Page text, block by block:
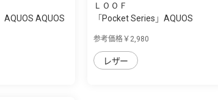
AQUOS AQUOS
ＬＯＯＦ
「Pocket Series」AQUOS
参考価格￥2,980
レザー